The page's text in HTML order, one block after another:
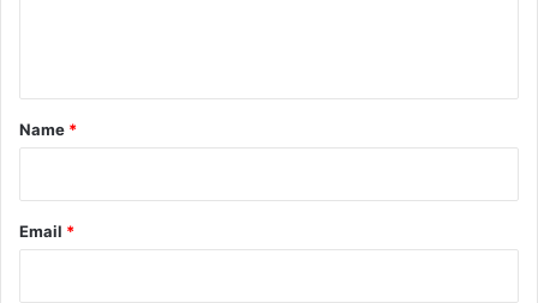
*
Name *
Email *